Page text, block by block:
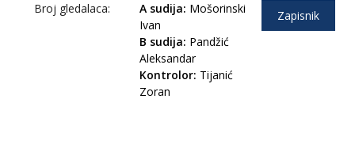
Broj gledalaca: A sudija: Mošorinski
Ivan
B sudija: Pandžić
Aleksandar
Kontrolor: Tijanić
Zoran
Zapisnik